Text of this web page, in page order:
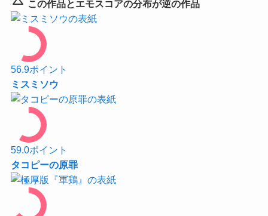
この作品とエモスコアの分布が逆の作品
56.9ポイント
ミスミソウ
59.0ポイント
タコピーの原罪